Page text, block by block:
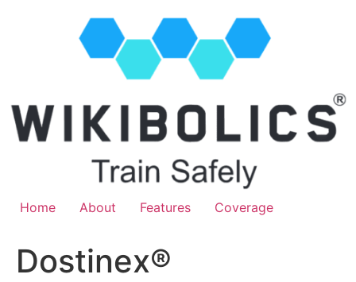
Home About Features Coverage
Dostinex®